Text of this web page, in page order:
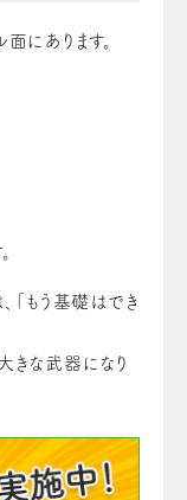
にあります。
「もう基礎はでき
きな武器になり